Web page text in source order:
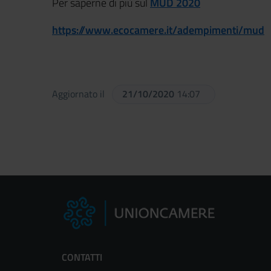
https://www.ecocamere.it/adempimenti/mud
Aggiornato il 21/10/2020 14:07
CONTATTI